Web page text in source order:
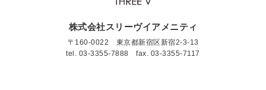
株式会社スリーヴイアメニティ
〒160-0022 東京都新宿区新宿2-3-13
tel. 03-3355-7888 fax. 03-3355-7117